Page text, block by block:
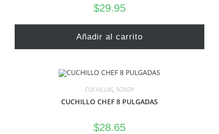
$29.95
Añadir al carrito
CUCHILLAS, SONDY
CUCHILLO CHEF 8 PULGADAS
$28.65